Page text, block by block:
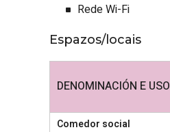
Rede Wi-Fi
Espazos/locais
DENOMINACIÓN E USO
Comedor social